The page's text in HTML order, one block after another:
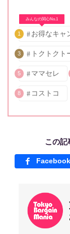
みんなの関心No.1
1 お得なキャ
3 トクトクト
5 ママセレ
8 コストコ
この記
Facebook